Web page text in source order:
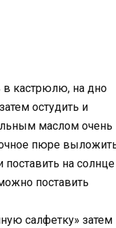
в кастрюлю, на дно
остудить и
маслом очень
пюре
на солнце
поставить
салфетку» затем